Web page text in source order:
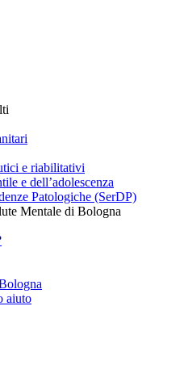
e riabilitativi
e dell’adolescenza
Patologiche (SerDP)
Mentale di Bologna
aiuto